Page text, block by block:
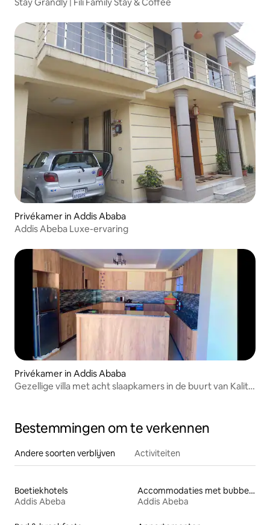
Stay Grandly | Fili Family Stay & Coffee
Privékamer in Addis Ababa
Addis Abeba Luxe-ervaring
Privékamer in Addis Ababa
Gezellige villa met acht slaapkamers in de buurt van Kality
Bestemmingen om te verkennen
Andere soorten verblijven Activiteiten
Boetiekhotels
Addis Abeba
Accommodaties met bubbelbad
Addis Abeba